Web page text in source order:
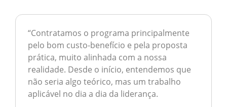
“Contratamos o programa principalmente
pelo bom custo-benefício e pela proposta
prática, muito alinhada com a nossa
realidade. Desde o início, entendemos que
não seria algo teórico, mas um trabalho
aplicável no dia a dia da liderança.